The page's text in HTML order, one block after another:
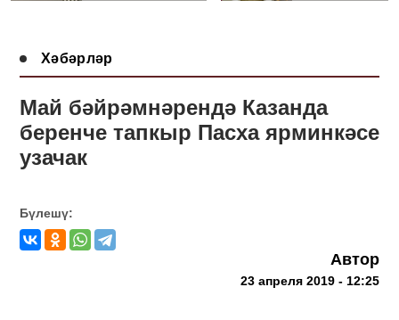
Хәбәрләр
Май бәйрәмнәрендә Казанда
беренче тапкыр Пасха ярминкәсе
узачак
Бүлешү:
Автор
23 апреля 2019 - 12:25